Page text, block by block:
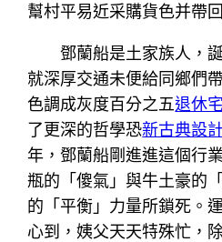
幫村平易近采購貨色并帶
鄧蘭船是土家族人，
就深厚交通未便給同鄉們
色調成灰度百分之五退休
了更深的哲學恐新古典設
年，鄧蘭船剛進進這個行
瓶的「傻氣」與牛土豪的
的「平衡」力量所鎖死。
心到，姨父天天特殊忙，